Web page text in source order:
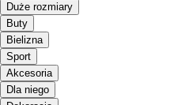
Duże rozmiary
Buty
Bielizna
Sport
Akcesoria
Dla niego